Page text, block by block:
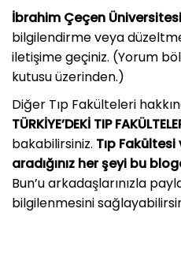
İbrahim Çeçen
bilgilendirme veya
iletişime geçiniz. (Yorum
kutusu üzerinden.)
Diğer Tıp Fakülteleri
TÜRKİYE’DEKİ TIP
bakabilirsiniz. Tıp
aradığınız her şeyi bu
Bun’u arkadaşlarınızla
bilgilenmesini